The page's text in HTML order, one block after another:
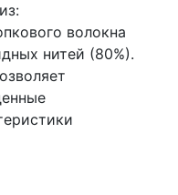
волокна
нитей (80%).